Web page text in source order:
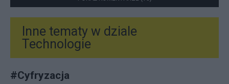
Inne tematy w dziale
Technologie
#Cyfryzacja